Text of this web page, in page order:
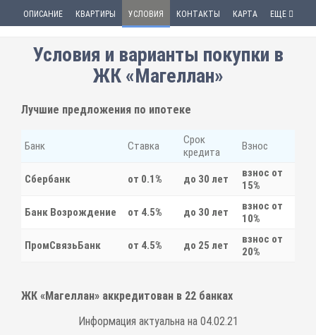
ОПИСАНИЕ КВАРТИРЫ УСЛОВИЯ КОНТАКТЫ КАРТА ЕЩЕ
Условия и варианты покупки в
ЖК «Магеллан»
Лучшие предложения по ипотеке
Банк Ставка
Срок
кредита
Взнос
Сбербанк от 0.1% до 30 лет
взнос от
15%
Банк Возрождение от 4.5% до 30 лет
взнос от
10%
ПромСвязьБанк от 4.5% до 25 лет
взнос от
20%
ЖК «Магеллан» аккредитован в 22 банках
Информация актуальна на 04.02.21